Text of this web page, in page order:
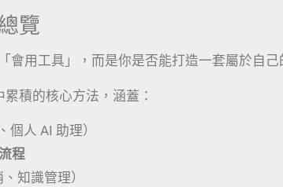
覽
會用工具」，而是你是否能打造一套屬於自
積的核心方法，涵蓋：
個人 AI 助理）
程
知識管理）